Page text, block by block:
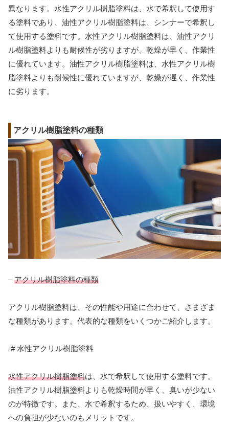
異なります。水性アクリル樹脂塗料は、水で希釈して使用す
る塗料であり、油性アクリル樹脂塗料は、シンナーで希釈し
て使用する塗料です。水性アクリル樹脂塗料は、油性アクリ
ル樹脂塗料よりも耐候性が劣りますが、乾燥が早く、作業性
に優れています。油性アクリル樹脂塗料は、水性アクリル樹
脂塗料よりも耐候性に優れていますが、乾燥が遅く、作業性
に劣ります。
アクリル樹脂塗料の種類
–アクリル樹脂塗料の種類
アクリル樹脂塗料は、その性能や用途に合わせて、さまざま
な種類があります。代表的な種類をいくつかご紹介します。
-# 水性アクリル樹脂塗料
水性アクリル樹脂塗料は、水で希釈して使用する塗料です。
油性アクリル樹脂塗料よりも乾燥時間が早く、臭いが少ない
のが特徴です。また、水で希釈するため、扱いやすく、環境
への負担が少ないのもメリットです。